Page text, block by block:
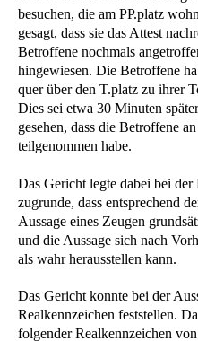
besuchen, die am PP.platz
gesagt, dass sie das Attest
Betroffene nochmals
hingewiesen. Die Betroffene
quer über den T.platz zu ihrer
Dies sei etwa 30 Minuten
gesehen, dass die Betroffene
teilgenommen habe.
Das Gericht legte dabei bei
zugrunde, dass entsprechend
Aussage eines Zeugen
und die Aussage sich nach
als wahr herausstellen kann.
Das Gericht konnte bei der
Realkennzeichen feststellen.
folgender Realkennzeichen